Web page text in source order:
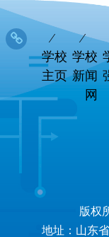
学校
主页
学校
新闻
网
版权
地址：山东